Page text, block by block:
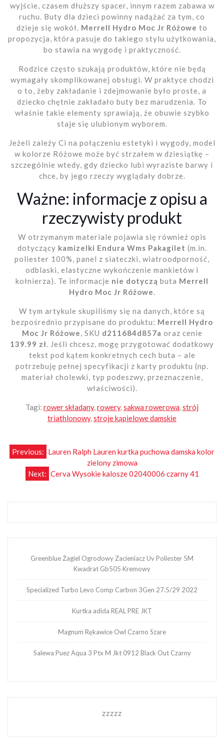
wyjście, czasem dłuższy spacer, innym razem zabawa w
ruchu. Buty dla dzieci powinny nadążać za tym, co
dzieje się wokół. Merrell Hydro Moc Jr Różowe to
propozycja, która pasuje do takiego stylu użytkowania,
bo stawia na wygodę i praktyczność.
Rodzice często szukają produktów, które nie będą
wymagały skomplikowanej obsługi. W praktyce chodzi
o to, żeby zakładanie i zdejmowanie było proste, a
dziecko chętnie zakładało buty bez marudzenia. To
właśnie takie elementy sprawiają, że obuwie szybko
staje się ulubionym wyborem.
Jeżeli zależy Ci na połączeniu estetyki i wygody, model
w kolorze Różowe może być strzałem w dziesiątkę –
szczególnie wtedy, gdy dziecko lubi wyraziste barwy i
chce, by jego rzeczy wyglądały dobrze.
Ważne: informacje z opisu a
rzeczywisty produkt
W otrzymanym materiale pojawia się również opis
dotyczący kamizelki Endura Wms Pakagilet (m.in.
poliester 100%, panel z siateczki, wiatroodporność,
odblaski, elastyczne wykończenie mankietów i
kołnierza). Te informacje nie dotyczą buta Merrell
Hydro Moc Jr Różowe.
W tym artykule skupiliśmy się na danych, które są
bezpośrednio przypisane do produktu: Merrell Hydro
Moc Jr Różowe, SKU d211684d857a oraz cenie
139.99 zł. Jeśli chcesz, mogę przygotować dodatkowy
tekst pod kątem konkretnych cech buta – ale
potrzebuję pełnej specyfikacji z karty produktu (np.
materiał cholewki, typ podeszwy, przeznaczenie,
właściwości).
Tagi: rower składany,rowery,sakwa rowerowa,strój
triathlonowy,stroje kąpielowe damskie
Nawigacja
wpisu
Previous: Lauren Ralph Lauren kurtka puchowa damska kolor
zielony zimowa
Next: Cerva Wysokie kalosze 02040006 czarny 41
Greenblue Żagiel Ogrodowy Zacieniacz Uv Poliester 5M
Kwadrat Gb505 Kremowy
Specialized Turbo Levo Comp Carbon 3Gen 27.5/29 2022
Kurtka adida REAL PRE JKT
Magnum Rękawice Owl Czarno Szare
Salewa Puez Aqua 3 Ptx M Jkt 0912 Black Out Czarny
zzzzz